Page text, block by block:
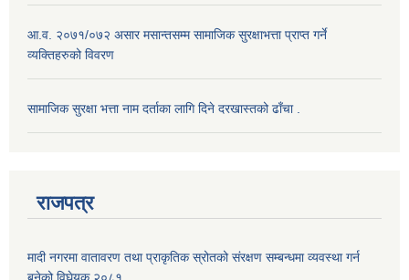
आ.व. २०७१/०७२ असार मसान्तसम्म सामाजिक सुरक्षाभत्ता प्राप्त गर्ने
व्यक्तिहरुको विवरण
सामाजिक सुरक्षा भत्ता नाम दर्ताका लागि दिने दरखास्तको ढाँचा .
राजपत्र
मादी नगरमा वातावरण तथा प्राकृतिक स्रोतको संरक्षण सम्बन्धमा व्यवस्था गर्न